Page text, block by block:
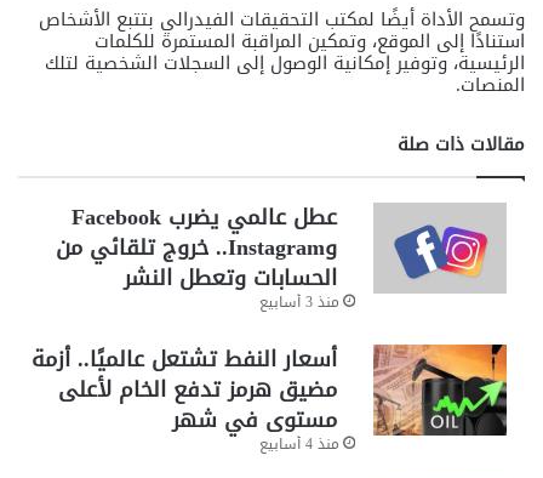
وتسمح الأداة أيضًا لمكتب التحقيقات الفيدرالي بتتبع الأشخاص
استنادًا إلى الموقع، وتمكين المراقبة المستمرة للكلمات
الرئيسية، وتوفير إمكانية الوصول إلى السجلات الشخصية لتلك
المنصات.
مقالات ذات صلة
عطل عالمي يضرب Facebook
وInstagram.. خروج تلقائي من
الحسابات وتعطل النشر
منذ 3 أسابيع
أسعار النفط تشتعل عالميًا.. أزمة
مضيق هرمز تدفع الخام لأعلى
مستوى في شهر
منذ 4 أسابيع